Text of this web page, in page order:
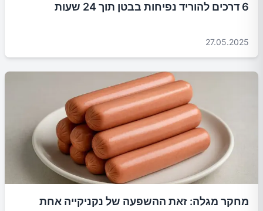
6 דרכים להוריד נפיחות בבטן תוך 24 שעות
27.05.2025
מחקר מגלה: זאת ההשפעה של נקניקייה אחת